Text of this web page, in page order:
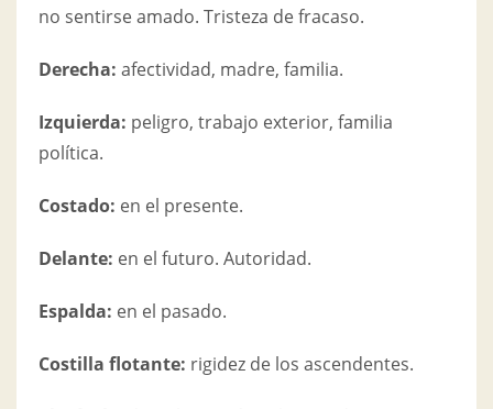
no sentirse amado. Tristeza de fracaso.
Derecha: afectividad, madre, familia.
Izquierda: peligro, trabajo exterior, familia
política.
Costado: en el presente.
Delante: en el futuro. Autoridad.
Espalda: en el pasado.
Costilla flotante: rigidez de los ascendentes.